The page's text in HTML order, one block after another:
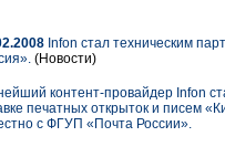
Infon стал техническим
(Новости)
контент-провайдер Infon
печатных открыток и писем
с ФГУП «Почта России».